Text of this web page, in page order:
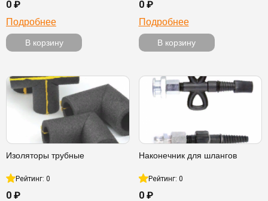
0 ₽
Подробнее
В корзину
0 ₽
Подробнее
В корзину
Изоляторы трубные
Рейтинг: 0
0 ₽
Наконечник для шлангов
Рейтинг: 0
0 ₽